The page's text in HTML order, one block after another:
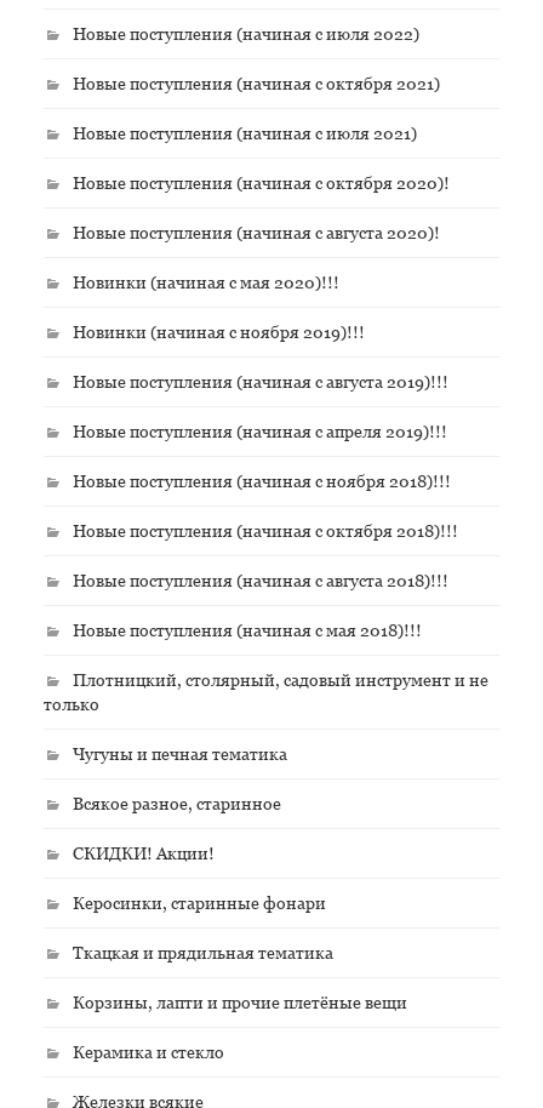
Новые поступления (начиная с июля 2022)
Новые поступления (начиная с октября 2021)
Новые поступления (начиная с июля 2021)
Новые поступления (начиная с октября 2020)!
Новые поступления (начиная с августа 2020)!
Новинки (начиная с мая 2020)!!!
Новинки (начиная с ноября 2019)!!!
Новые поступления (начиная с августа 2019)!!!
Новые поступления (начиная с апреля 2019)!!!
Новые поступления (начиная с ноября 2018)!!!
Новые поступления (начиная с октября 2018)!!!
Новые поступления (начиная с августа 2018)!!!
Новые поступления (начиная с мая 2018)!!!
Плотницкий, столярный, садовый инструмент и не
только
Чугуны и печная тематика
Всякое разное, старинное
СКИДКИ! Акции!
Керосинки, старинные фонари
Ткацкая и прядильная тематика
Корзины, лапти и прочие плетёные вещи
Керамика и стекло
Железки всякие